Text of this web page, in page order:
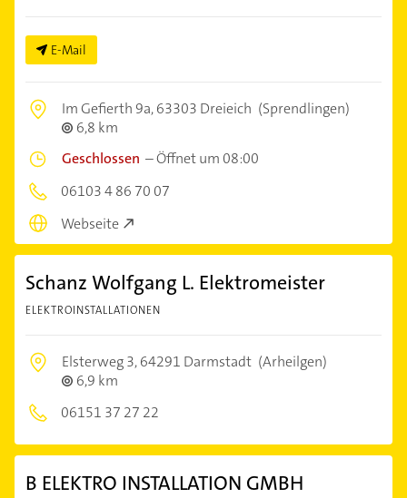
E-Mail
Im Gefierth 9a,63303 Dreieich (Sprendlingen)
6,8 km
Geschlossen –Öffnet um 08:00
06103 4 86 70 07
Webseite
Schanz Wolfgang L. Elektromeister
ELEKTROINSTALLATIONEN
Elsterweg 3,64291 Darmstadt (Arheilgen)
6,9 km
06151 37 27 22
B ELEKTRO INSTALLATION GMBH